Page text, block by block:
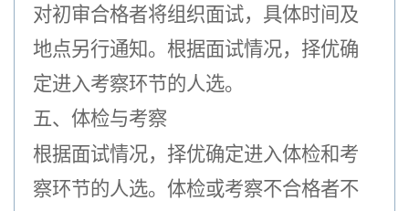
对初审合格者将组织面试，具体时间及
地点另行通知。根据面试情况，择优确
定进入考察环节的人选。
五、体检与考察
根据面试情况，择优确定进入体检和考
察环节的人选。体检或考察不合格者不